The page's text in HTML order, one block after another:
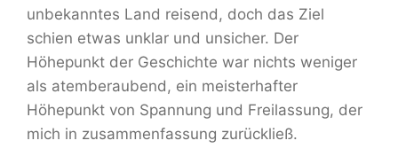
unbekanntes Land reisend, doch das Ziel
schien etwas unklar und unsicher. Der
Höhepunkt der Geschichte war nichts weniger
als atemberaubend, ein meisterhafter
Höhepunkt von Spannung und Freilassung, der
mich in zusammenfassung zurückließ.